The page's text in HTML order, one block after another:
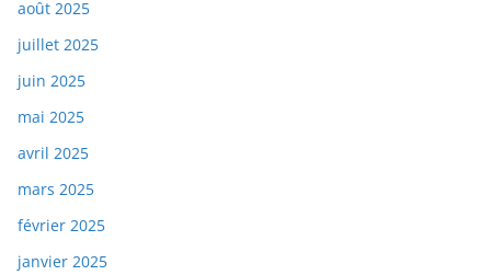
août 2025
juillet 2025
juin 2025
mai 2025
avril 2025
mars 2025
février 2025
janvier 2025